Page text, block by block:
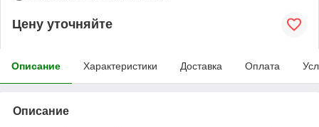
Цену уточняйте
Описание Характеристики Доставка Оплата
Описание